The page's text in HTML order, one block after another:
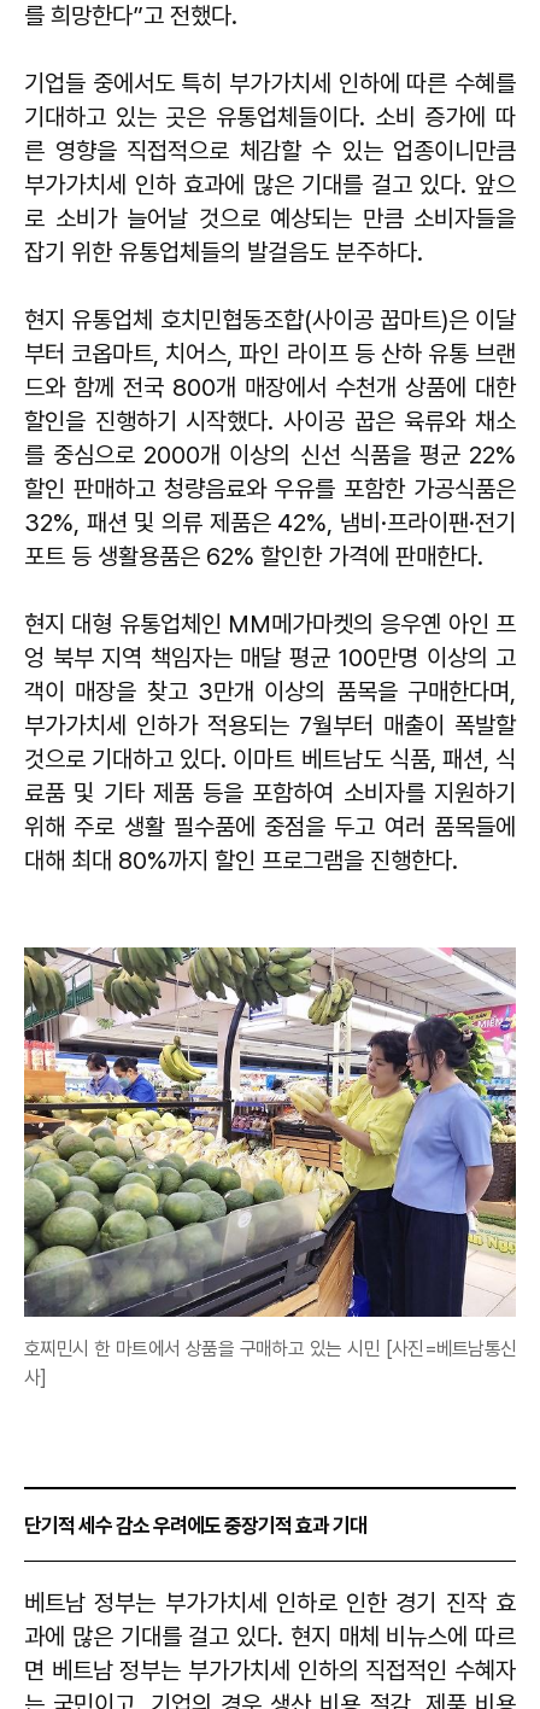
를 희망한다”고 전했다.
기업들 중에서도 특히 부가가치세 인하에 따른 수혜를
기대하고 있는 곳은 유통업체들이다. 소비 증가에 따
른 영향을 직접적으로 체감할 수 있는 업종이니만큼
부가가치세 인하 효과에 많은 기대를 걸고 있다. 앞으
로 소비가 늘어날 것으로 예상되는 만큼 소비자들을
잡기 위한 유통업체들의 발걸음도 분주하다.
현지 유통업체 호치민협동조합(사이공 꿉마트)은 이달
부터 코옵마트, 치어스, 파인 라이프 등 산하 유통 브랜
드와 함께 전국 800개 매장에서 수천개 상품에 대한
할인을 진행하기 시작했다. 사이공 꿉은 육류와 채소
를 중심으로 2000개 이상의 신선 식품을 평균 22%
할인 판매하고 청량음료와 우유를 포함한 가공식품은
32%, 패션 및 의류 제품은 42%, 냄비·프라이팬·전기
포트 등 생활용품은 62% 할인한 가격에 판매한다.
현지 대형 유통업체인 MM메가마켓의 응우옌 아인 프
엉 북부 지역 책임자는 매달 평균 100만명 이상의 고
객이 매장을 찾고 3만개 이상의 품목을 구매한다며,
부가가치세 인하가 적용되는 7월부터 매출이 폭발할
것으로 기대하고 있다. 이마트 베트남도 식품, 패션, 식
료품 및 기타 제품 등을 포함하여 소비자를 지원하기
위해 주로 생활 필수품에 중점을 두고 여러 품목들에
대해 최대 80%까지 할인 프로그램을 진행한다.
호찌민시 한 마트에서 상품을 구매하고 있는 시민 [사진=베트남통신
사]
단기적 세수 감소 우려에도 중장기적 효과 기대
베트남 정부는 부가가치세 인하로 인한 경기 진작 효
과에 많은 기대를 걸고 있다. 현지 매체 비뉴스에 따르
면 베트남 정부는 부가가치세 인하의 직접적인 수혜자